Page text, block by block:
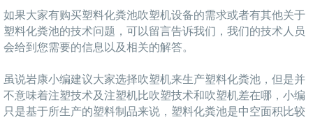
如果大家有购买塑料化粪池吹塑机设备的需求或者有其他关于
塑料化粪池的技术问题，可以留言告诉我们，我们的技术人员
会给到您需要的信息以及相关的解答。
虽说岩康小编建议大家选择吹塑机来生产塑料化粪池，但是并
不意味着注塑技术及注塑机比吹塑技术和吹塑机差在哪，小编
只是基于所生产的塑料制品来说，塑料化粪池是中空面积比较